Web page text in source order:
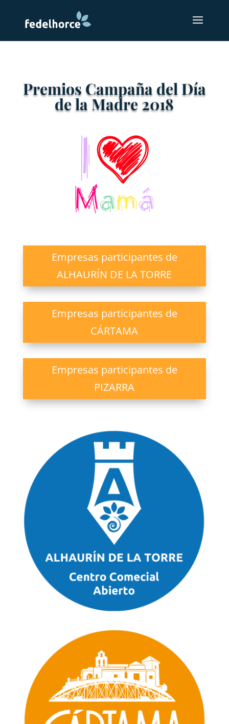
Premios Campaña del Día
de la Madre 2018
Empresas participantes de
ALHAURÍN DE LA TORRE
Empresas participantes de
CÁRTAMA
Empresas participantes de
PIZARRA